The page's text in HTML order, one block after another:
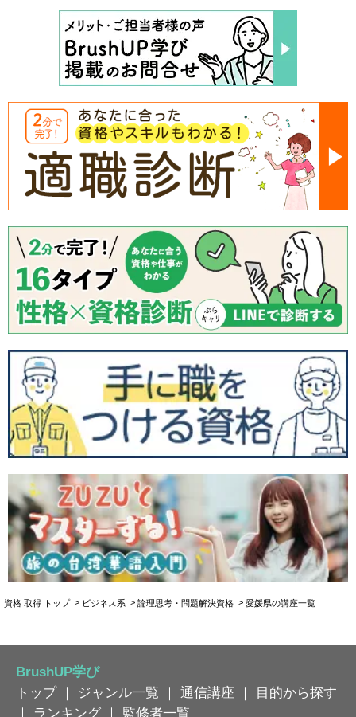
資格 取得 トップ ビジネス系 論理思考・問題解決資格 愛媛県の講座一覧
BrushUP学び
トップ｜ ジャンル一覧 ｜ 通信講座 ｜
目的から探す
｜
ランキング ｜ 監修者一覧